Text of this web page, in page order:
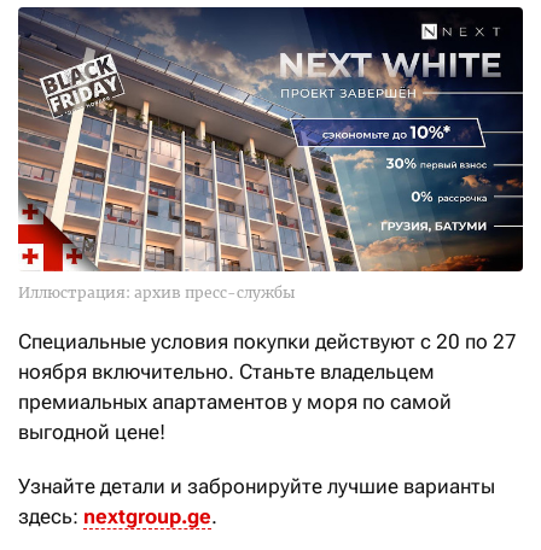
Иллюстрация: архив пресс-службы
Специальные условия покупки действуют с 20 по 27
ноября включительно. Станьте владельцем
премиальных апартаментов у моря по самой
выгодной цене!
Узнайте детали и забронируйте лучшие варианты
здесь: nextgroup.ge.